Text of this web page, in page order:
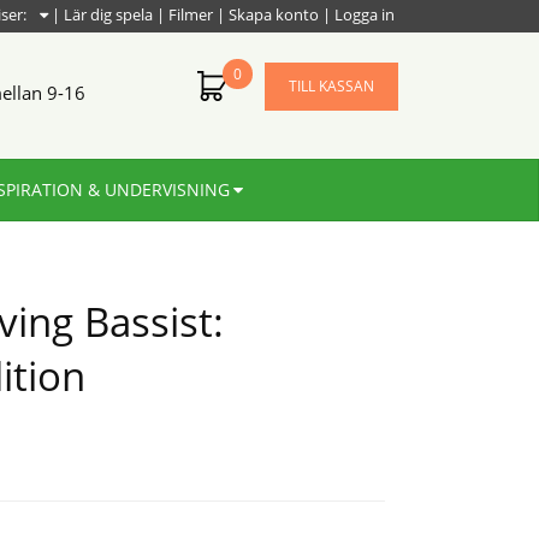
| Lär dig spela | Filmer | Skapa konto | Logga in
9-16
0
TILL KASSAN
& UNDERVISNING
Bassist: